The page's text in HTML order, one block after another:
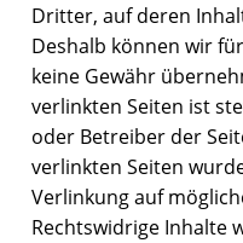
Dritter, auf deren
Deshalb können wir
keine Gewähr
verlinkten Seiten ist
oder Betreiber der
verlinkten Seiten
Verlinkung auf
Rechtswidrige Inhalte